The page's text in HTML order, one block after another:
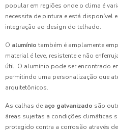
popular em regiões onde o clima é
necessita de pintura e está disponível
integração ao design do telhado.
O alumínio também é amplamente
material é leve, resistente e não
útil. O alumínio pode ser encontrado
permitindo uma personalização que
arquitetônicos.
As calhas de aço galvanizado são
áreas sujeitas a condições climáticas
protegido contra a corrosão através